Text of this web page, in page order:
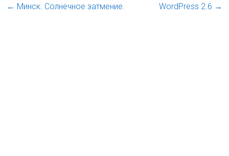
← Минск. Солнечное затмение. WordPress 2.6 →